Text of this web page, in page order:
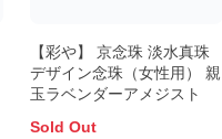
【彩や】 京念珠 淡水真珠
デザイン念珠（女性用） 親
玉ラベンダーアメジスト
Sold Out